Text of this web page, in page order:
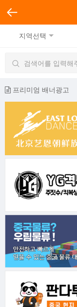
지역선택
프리미엄 배너광고